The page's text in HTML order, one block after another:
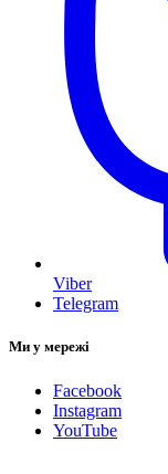
Viber
Telegram
Ми у мережі
Facebook
Instagram
YouTube